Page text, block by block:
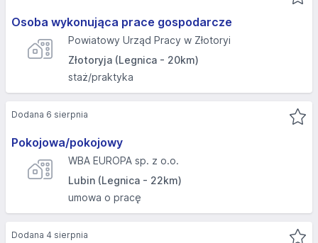
Osoba wykonująca prace gospodarcze
Powiatowy Urząd Pracy w Złotoryi
Złotoryja (Legnica - 20km)
staż/praktyka
Pokojowa/pokojowy
WBA EUROPA sp. z o.o.
Lubin (Legnica - 22km)
umowa o pracę
Dodana 6 sierpnia
Dodana 4 sierpnia